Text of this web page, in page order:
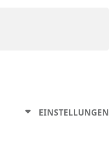
EINSTELLUNGEN